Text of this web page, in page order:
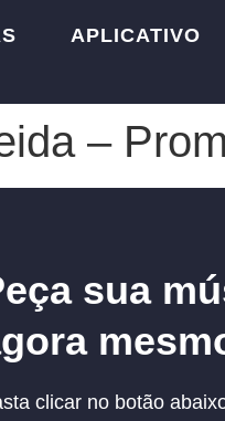
APLICATIVO
–
sua
clicar no botão